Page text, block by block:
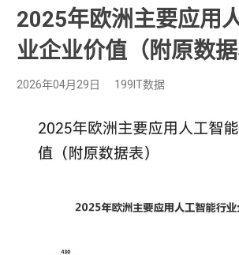
2025年欧洲主要应用
业企业价值（附原数据
2026年04月29日 199IT数据